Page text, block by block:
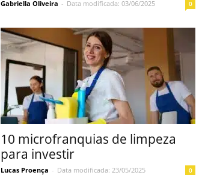
Gabriella Oliveira - Data modificada: 03/06/2025 0
10 microfranquias de limpeza
para investir
Lucas Proença - Data modificada: 23/05/2025 0